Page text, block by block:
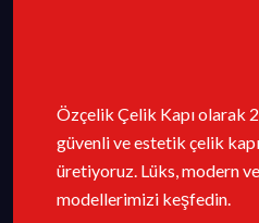
Özçelik Çelik Kapı olarak
güvenli ve estetik çelik
üretiyoruz. Lüks, modern
modellerimizi keşfedin.